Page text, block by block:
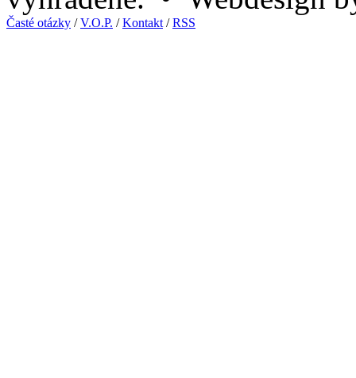
Časté otázky /V.O.P. /Kontakt /RSS